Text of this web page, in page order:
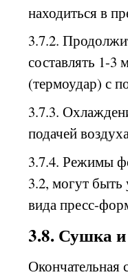
находиться в
3.7.2.
составлять 1-3
(термоудар) с
3.7.3.
подачей
3.7.4. Режимы
3.2, могут быть
вида пресс-
3.8. Сушка
Окончательная